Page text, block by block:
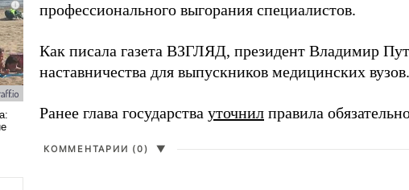
профессионального выгорания специалистов.
Как писала газета ВЗГЛЯД, президент Владимир
наставничества для выпускников медицинских вузов.
Ранее глава государства уточнил правила
КОММЕНТАРИИ (0) ▼